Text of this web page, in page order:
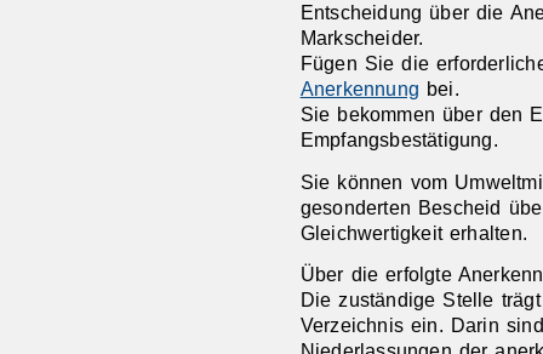
Entscheidung über die
Markscheider.
Fügen Sie die
Anerkennung bei.
Sie bekommen über den
Empfangsbestätigung.
Sie können vom
gesonderten Bescheid
Gleichwertigkeit erhalten.
Über die erfolgte
Die zuständige Stelle
Verzeichnis ein. Darin